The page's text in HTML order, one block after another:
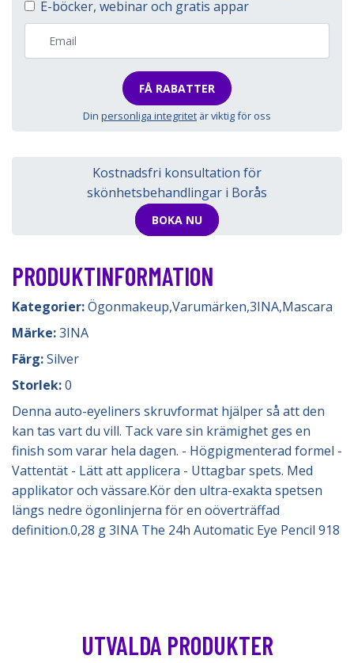
E-böcker, webinar och gratis appar
FÅ RABATTER
Din personliga integritet är viktig för oss
Kostnadsfri konsultation för
skönhetsbehandlingar i Borås
BOKA NU
PRODUKTINFORMATION
Kategorier:Ögonmakeup,Varumärken,3INA,Mascara
Märke:3INA
Färg:Silver
Storlek:0
Denna auto-eyeliners skruvformat hjälper så att den
kan tas vart du vill. Tack vare sin krämighet ges en
finish som varar hela dagen. - Högpigmenterad formel -
Vattentät - Lätt att applicera - Uttagbar spets. Med
applikator och vässare.Kör den ultra-exakta spetsen
längs nedre ögonlinjerna för en oöverträffad
definition.0,28 g 3INA The 24h Automatic Eye Pencil 918
UTVALDA PRODUKTER